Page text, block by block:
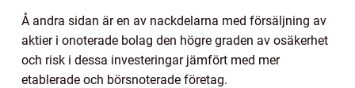
Å andra sidan är en av nackdelarna med försäljning av
aktier i onoterade bolag den högre graden av osäkerhet
och risk i dessa investeringar jämfört med mer
etablerade och börsnoterade företag.